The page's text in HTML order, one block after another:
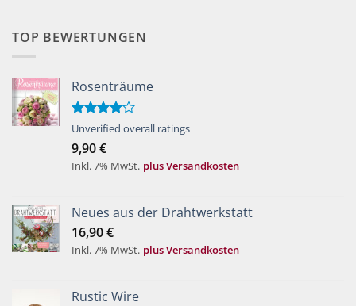
TOP BEWERTUNGEN
Rosenträume
Bewertet
von 5
Unverified overall ratings
9,90€
Inkl. 7% MwSt. plus Versandkosten
Neues aus der Drahtwerkstatt
16,90€
Inkl. 7% MwSt. plus Versandkosten
Rustic Wire